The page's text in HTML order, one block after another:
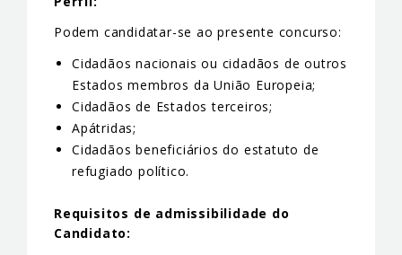
Podem candidatar-se ao presente concurso:
Cidadãos nacionais ou cidadãos de outros
Estados membros da União Europeia;
Cidadãos de Estados terceiros;
Apátridas;
Cidadãos beneficiários do estatuto de
refugiado político.
Requisitos de admissibilidade do
Candidato: